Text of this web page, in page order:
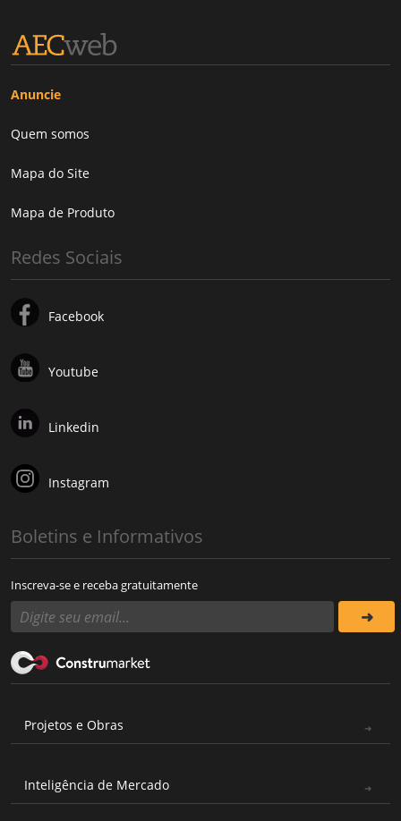
Anuncie
Quem somos
Mapa do Site
Mapa de Produto
Redes Sociais
Facebook
Youtube
Linkedin
Instagram
Boletins e Informativos
Inscreva-se e receba gratuitamente
Projetos e Obras
Inteligência de Mercado